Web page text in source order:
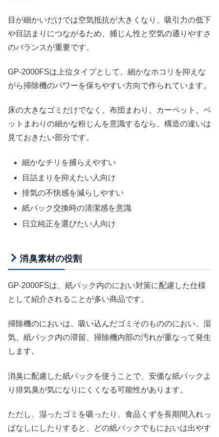
目が細かいだけでは空気抵抗が大きくなり、吸引力の低下
や目詰まりにつながるため、捕じん性と空気の通りやすさ
のバランスが重要です。
GP-2000FSは上位タイプとして、細かなホコリを抑えな
がら掃除機のパワーを保ちやすい方向で作られています。
床の大きなゴミだけでなく、布団まわり、カーペット、ペ
ットまわりの細かな粉じんを意識するなら、構造の違いは
見ておきたい部分です。
細かなチリを捕らえやすい
目詰まりを抑えたい人向け
排気の不快感を減らしやすい
紙パック交換時の清潔感を意識
日立純正を選びたい人向け
消臭素材の役割
GP-2000FSは、紙パック内のにおい対策に配慮した仕様
として紹介されることが多い商品です。
掃除機のにおいは、吸い込んだゴミそのもののにおい、湿
気、紙パック内の滞留、掃除機内部の汚れが重なって発生
します。
消臭に配慮した紙パックを使うことで、安価な紙パックよ
り排気臭が気になりにくくなる可能性があります。
ただし、湿ったゴミを吸ったり、食品くずを長期間入れっ
ぱなしにしたりすると、どの紙パックでもにおいは出やす